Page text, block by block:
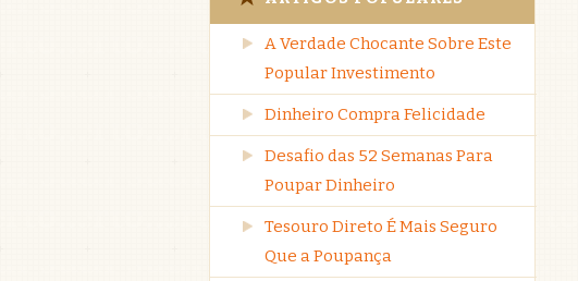
A Verdade Chocante Sobre Este
Popular Investimento
Dinheiro Compra Felicidade
Desafio das 52 Semanas Para
Poupar Dinheiro
Tesouro Direto É Mais Seguro
Que a Poupança